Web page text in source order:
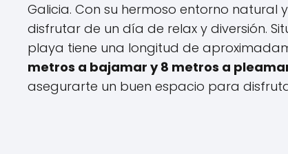
Galicia. Con su hermoso entorno natural
disfrutar de un día de relax y diversión.
playa tiene una longitud de
metros a bajamar y 8 metros a
asegurarte un buen espacio para